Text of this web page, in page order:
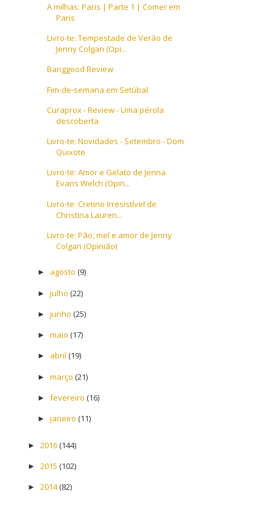
A milhas: Paris | Parte 1 | Comer em
Paris
Livro-te: Tempestade de Verão de
Jenny Colgan (Opi...
Banggood Review
Fim-de-semana em Setúbal
Curaprox - Review - Uma pérola
descoberta
Livro-te: Novidades - Setembro - Dom
Quixote
Livro-te: Amor e Gelato de Jenna
Evans Welch (Opin...
Livro-te: Cretino Irresistível de
Christina Lauren...
Livro-te: Pão, mel e amor de Jenny
Colgan (Opinião)
► agosto (9)
► julho (22)
► junho (25)
► maio (17)
► abril (19)
► março (21)
► fevereiro (16)
► janeiro (11)
► 2016(144)
► 2015 (102)
► 2014(82)